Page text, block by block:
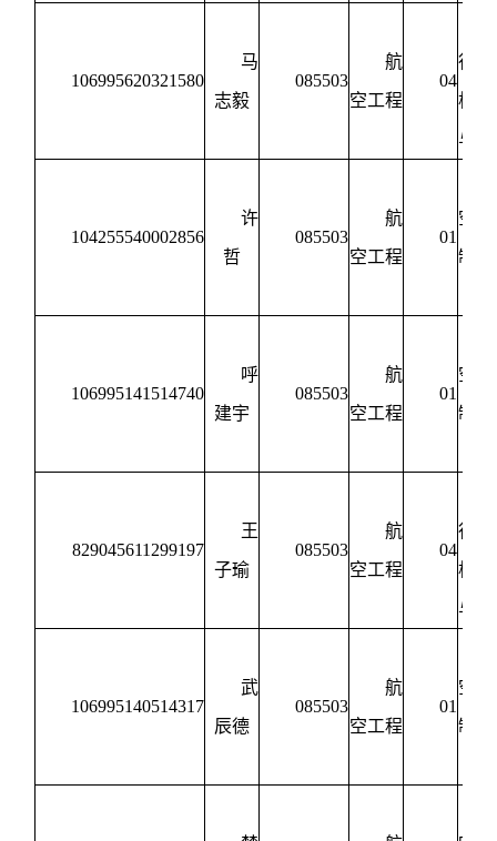
106995620321580
马
志毅
085503
航
空工程
04
行
构
与
104255540002856
许
哲
085503
航
空工程
01
空
制
106995141514740
呼
建宇
085503
航
空工程
01
空
制
829045611299197
王
子瑜
085503
航
空工程
04
行
构
与
106995140514317
武
辰德
085503
航
空工程
01
空
制